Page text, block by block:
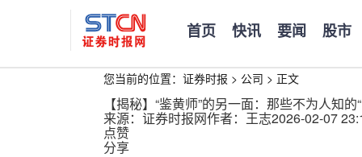
首页 快讯 要闻 股市
您当前的位置： 证券时报 > 公司 > 正文
【揭秘】“鉴黄师”的另一面：那些不为人知的
来源：证券时报网作者：王志2026-02-07
点赞
分享